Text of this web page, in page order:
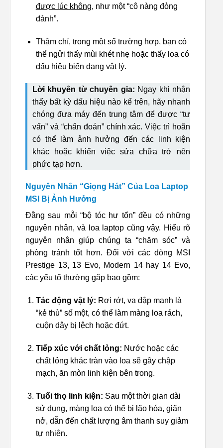
được lúc không, như một “cô nàng đỏng
đảnh”.
Thậm chí, trong một số trường hợp, bạn có
thể ngửi thấy mùi khét nhẹ hoặc thấy loa có
dấu hiệu biến dạng vật lý.
Lời khuyên từ chuyên gia: Ngay khi nhận
thấy bất kỳ dấu hiệu nào kể trên, hãy nhanh
chóng đưa máy đến trung tâm để được “tư
vấn” và “chẩn đoán” chính xác. Việc trì hoãn
có thể làm ảnh hưởng đến các linh kiện
khác hoặc khiến việc sửa chữa trở nên
phức tạp hơn.
Nguyên Nhân “Giọng Hát” Của Loa Laptop
MSI Bị Ảnh Hưởng
Đằng sau mỗi “bộ tóc hư tổn” đều có những
nguyên nhân, và loa laptop cũng vậy. Hiểu rõ
nguyên nhân giúp chúng ta “chăm sóc” và
phòng tránh tốt hơn. Đối với các dòng MSI
Prestige 13, 13 Evo, Modern 14 hay 14 Evo,
các yếu tố thường gặp bao gồm:
Tác động vật lý: Rơi rớt, va đập mạnh là
“kẻ thù” số một, có thể làm màng loa rách,
cuộn dây bị lệch hoặc đứt.
Tiếp xúc với chất lỏng: Nước hoặc các
chất lỏng khác tràn vào loa sẽ gây chập
mạch, ăn mòn linh kiện bên trong.
Tuổi thọ linh kiện: Sau một thời gian dài
sử dụng, màng loa có thể bị lão hóa, giãn
nở, dẫn đến chất lượng âm thanh suy giảm
tự nhiên.